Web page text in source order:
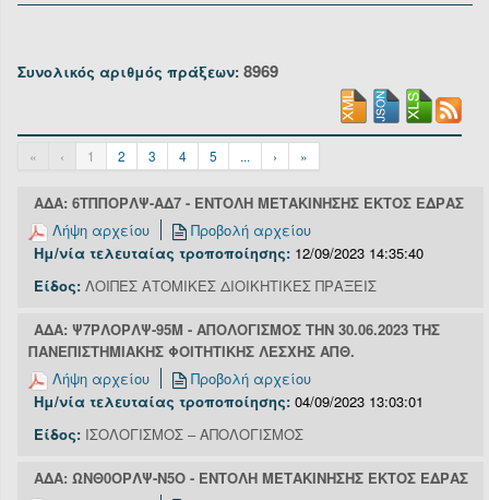
Επικοινωνία/Υποστήριξη
Συνολικός αριθμός πράξεων: 8969
« ‹ 1 2 3 4 5 ... › »
ΑΔΑ: 6ΤΠΠΟΡΛΨ-ΑΔ7 - ΕΝΤΟΛΗ ΜΕΤΑΚΙΝΗΣΗΣ ΕΚΤΟΣ ΕΔΡΑΣ
Λήψη αρχείου
Προβολή αρχείου
Ημ/νία τελευταίας τροποποίησης: 12/09/2023 14:35:40
Είδος: ΛΟΙΠΕΣ ΑΤΟΜΙΚΕΣ ΔΙΟΙΚΗΤΙΚΕΣ ΠΡΑΞΕΙΣ
ΑΔΑ: Ψ7ΡΛΟΡΛΨ-95Μ - ΑΠΟΛΟΓΙΣΜΟΣ ΤΗΝ 30.06.2023 ΤΗΣ
ΠΑΝΕΠΙΣΤΗΜΙΑΚΗΣ ΦΟΙΤΗΤΙΚΗΣ ΛΕΣΧΗΣ ΑΠΘ.
Λήψη αρχείου
Προβολή αρχείου
Ημ/νία τελευταίας τροποποίησης: 04/09/2023 13:03:01
Είδος: ΙΣΟΛΟΓΙΣΜΟΣ – ΑΠΟΛΟΓΙΣΜΟΣ
ΑΔΑ: ΩΝΘ0ΟΡΛΨ-Ν5Ο - ΕΝΤΟΛΗ ΜΕΤΑΚΙΝΗΣΗΣ ΕΚΤΟΣ ΕΔΡΑΣ